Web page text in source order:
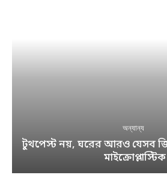
অন্যান্য
টুথপেস্ট নয়, ঘরের আরও যেসব
মাইক্রোপ্লাস্টিক